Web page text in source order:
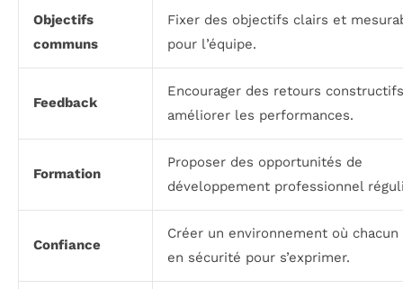
Objectifs
communs
Fixer des objectifs clairs et
pour l’équipe.
Feedback
Encourager des retours
améliorer les performances.
Formation
Proposer des opportunités de
développement professionnel
Confiance
Créer un environnement où
en sécurité pour s’exprimer.